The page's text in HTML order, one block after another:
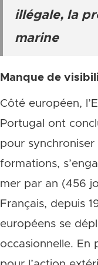
illégale, la
marine
Manque de
Côté européen,
Portugal ont
pour
formations,
mer par an (456
Français, depuis
européens se
occasionnelle. En